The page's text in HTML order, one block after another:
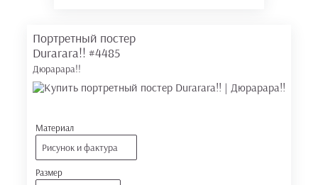
Портретный постер
Durarara!! #4485
Дюрарара!!
Материал
Рисунок и фактура
Размер